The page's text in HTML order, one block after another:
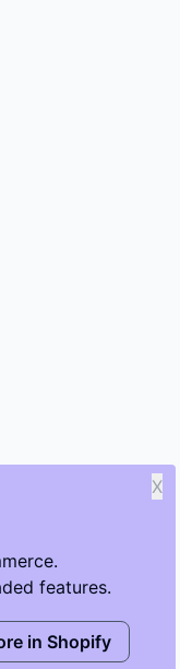
features.
X
in Shopify
and cleaner